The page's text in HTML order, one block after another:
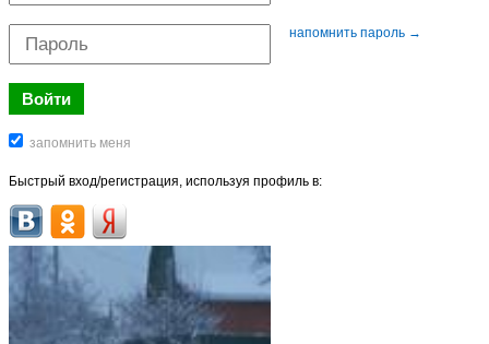
напомнить пароль →
Быстрый вход/регистрация, используя профиль в: